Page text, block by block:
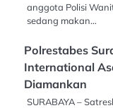
anggota Polisi
sedang makan…
Polrestabes
International
Diamankan
SURABAYA –